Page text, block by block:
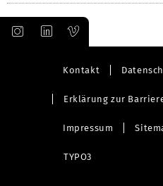
Kontakt
Erklärung zur
Impressum
TYPO3